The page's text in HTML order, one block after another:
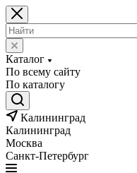
Каталог
По всему сайту
По каталогу
Калининград
Калининград
Москва
Санкт-Петербург